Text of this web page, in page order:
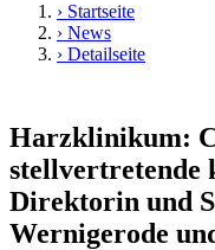
› Startseite
› News
› Detailseite
Harzklinikum:
stellvertretende
Direktorin und
Wernigerode